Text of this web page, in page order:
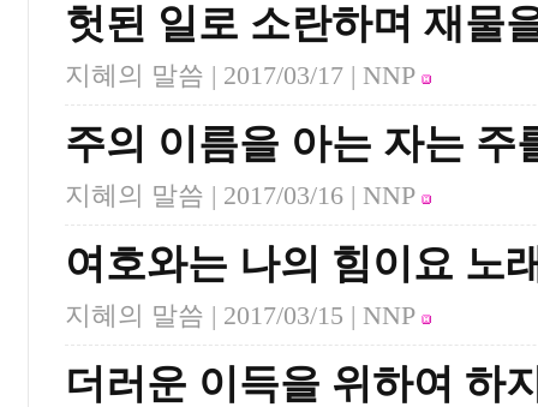
헛된 일로 소란하며 재물
지혜의 말씀 | 2017/03/17 | NNP
주의 이름을 아는 자는 주
지혜의 말씀 | 2017/03/16 | NNP
여호와는 나의 힘이요 노
지혜의 말씀 | 2017/03/15 | NNP
더러운 이득을 위하여 하